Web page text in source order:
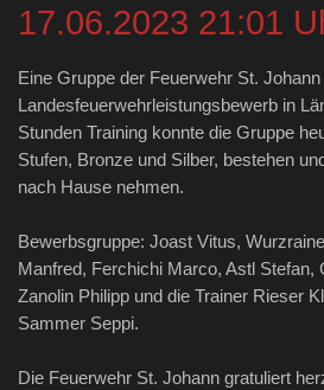
17.06.2023 21:01
Eine Gruppe der Feuerwehr St.
Landesfeuerwehrleistungsbewerb in
Stunden Training konnte die Gruppe
Stufen, Bronze und Silber, bestehen
nach Hause nehmen.
Bewerbsgruppe: Joast Vitus,
Manfred, Ferchichi Marco, Astl Stefan,
Zanolin Philipp und die Trainer Rieser
Sammer Seppi.
Die Feuerwehr St. Johann gratuliert